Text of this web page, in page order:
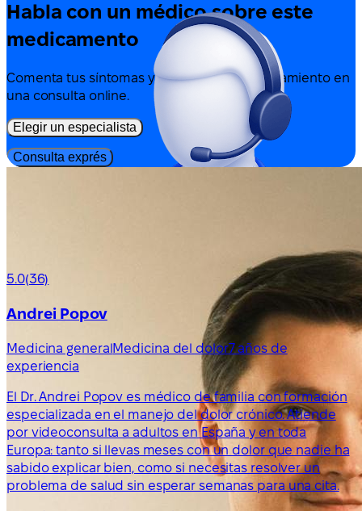
Habla con un médico sobre este
medicamento
Comenta tus síntomas y las opciones de tratamiento en
una consulta online.
Elegir un especialista
Consulta exprés
5.0(36)
Andrei Popov
Medicina generalMedicina del dolor7 años de
experiencia
El Dr. Andrei Popov es médico de familia con formación
especializada en el manejo del dolor crónico. Atiende
por videoconsulta a adultos en España y en toda
Europa: tanto si llevas meses con un dolor que nadie ha
sabido explicar bien, como si necesitas resolver un
problema de salud sin esperar semanas para una cita.